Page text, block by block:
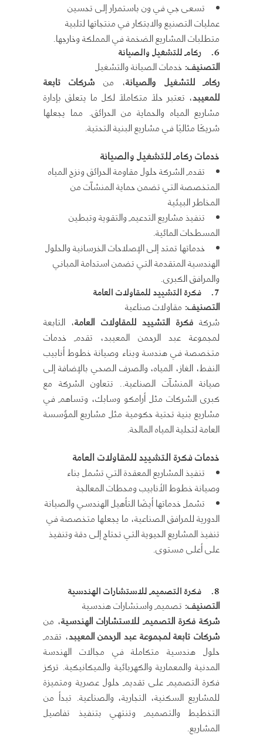
تسعى جي في ون باستمرار إلى تحسين
عمليات التصنيع والابتكار في منتجاتها لتلبية
متطلبات المشاريع الضخمة في المملكة وخارجها.
6. ركام للتشغيل والصيانة
التصنيف: خدمات الصيانة والتشغيل
ركام للتشغيل والصيانة، من شركات تابعة
للمعيبد، تعتبر حلاً متكاملاً لكل ما يتعلق بإدارة
مشاريع المياه والحماية من الحرائق. مما يجعلها
شريكًا مثاليًا في مشاريع البنية التحتية.
خدمات ركام للتشغيل والصيانة
تقدم الشركة حلول مقاومة الحرائق ونزح المياه
المتخصصة التي تضمن حماية المنشآت من
المخاطر البيئية
تنفيذ مشاريع التدعيم والتقوية وتبطين
المسطحات المائية.
خدماتها تمتد إلى الإصلاحات الخرسانية والحلول
الهندسية المتقدمة التي تضمن استدامة المباني
والمرافق الكبرى.
7. فكرة التشييد للمقاولات العامة
التصنيف: مقاولات صناعية
شركةفكرة التشييد للمقاولات العامة، التابعة
لمجموعة عبد الرحمن المعيبد، تقدم خدمات
متخصصة في هندسة وبناء وصيانة خطوط أنابيب
النفط، الغاز، المياه، والصرف الصحي بالإضافة إلى
صيانة المنشآت الصناعية.. تتعاون الشركة مع
كبرى الشركات مثل أرامكو وسابك، وتساهم في
مشاريع بنية تحتية حكومية مثل مشاريع المؤسسة
العامة لتحلية المياه المالحة.
خدمات فكرة التشييد للمقاولات العامة
تنفيذ المشاريع المعقدة التي تشمل بناء
وصيانة خطوط الأنابيب ومحطات المعالجة
تشمل خدماتها أيضًا التأهيل الهندسي والصيانة
الدورية للمرافق الصناعية، ما يجعلها متخصصة في
تنفيذ المشاريع الحيوية التي تحتاج إلى دقة وتنفيذ
على أعلى مستوى.
8. فكرة التصميم للاستشارات الهندسية
التصنيف: تصميم واستشارات هندسية
شركة فكرة التصميم للاستشارات الهندسية، من
شركات تابعة لمجموعة عبد الرحمن المعيبد، تقدم
حلول هندسية متكاملة في مجالات الهندسة
المدنية والمعمارية والكهربائية والميكانيكية. تركز
فكرة التصميم على تقديم حلول عصرية ومتميزة
للمشاريع السكنية، التجارية، والصناعية. تبدأ من
التخطيط والتصميم وتنتهي بتنفيذ تفاصيل
المشاريع.